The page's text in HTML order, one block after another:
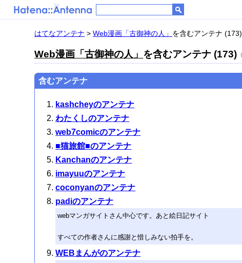
はてなアンテナ >Web漫画「古御神の人」 を含むアンテナ (173)
Web漫画「古御神の人」 を含むアンテナ (173)
含むアンテナ
kashcheyのアンテナ
わたくしのアンテナ
web7comicのアンテナ
■猫旅館■のアンテナ
Kanchanのアンテナ
imayuuのアンテナ
coconyanのアンテナ
padiのアンテナ
webマンガサイトさん中心です。あと絵日記サイト
すべての作者さんに感謝と惜しみない拍手を。
WEBまんがのアンテナ